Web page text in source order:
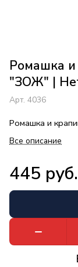
Ромашка и
"ЗОЖ" |
Арт. 4036
Ромашка и
Все описание
445 руб.